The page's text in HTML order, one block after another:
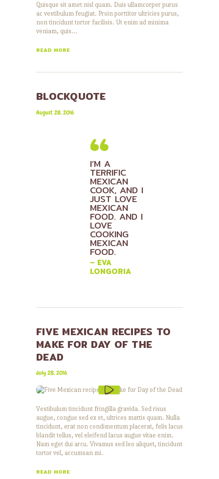
Quisque sit amet nisl quam. Duis ullamcorper purus
ac vestibulum feugiat. Proin porttitor ultricies purus,
non tincidunt tortor facilisis. Ut enim ad minima
veniam, quis…
READ MORE
BLOCKQUOTE
August 28, 2016
I’M A
TERRIFIC
MEXICAN
COOK, AND I
JUST LOVE
MEXICAN
FOOD. AND I
LOVE
COOKING
MEXICAN
FOOD.
– EVA
LONGORIA
FIVE MEXICAN RECIPES TO
MAKE FOR DAY OF THE
DEAD
July 28, 2016
Vestibulum tincidunt fringilla gravida. Sed risus
augue, congue sed ex et, ultrices mattis quam. Nulla
tincidunt, erat non condimentum placerat, felis lacus
blandit tellus, vel eleifend lacus augue vitae enim.
Nam eget dui arcu. Vivamus sed leo aliquet, tincidunt
tortor vel, accumsan mi.
READ MORE